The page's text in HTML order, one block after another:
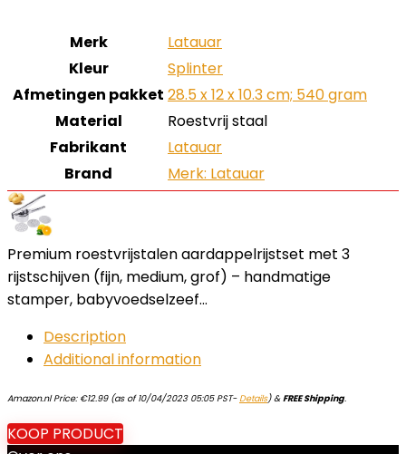
Merk
‎Latauar
Kleur
‎Splinter
Afmetingen pakket ‎28.5 x 12 x 10.3 cm; 540 gram
Material
‎Roestvrij staal
Fabrikant
‎Latauar
Brand
Merk: Latauar
Premium roestvrijstalen aardappelrijstset met 3
rijstschijven (fijn, medium, grof) – handmatige
stamper, babyvoedselzeef…
Description
Additional information
Amazon.nl Price: €12.99(as of 10/04/2023 05:05 PST-Details)&FREE Shipping.
KOOP PRODUCT